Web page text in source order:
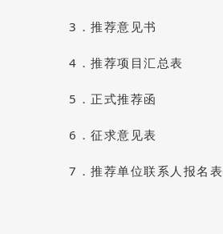
3．推荐意见书
4．推荐项目汇总表
5．正式推荐函
6．征求意见表
7．推荐单位联系人报名表